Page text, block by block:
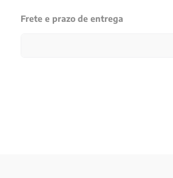
Frete e prazo de entrega